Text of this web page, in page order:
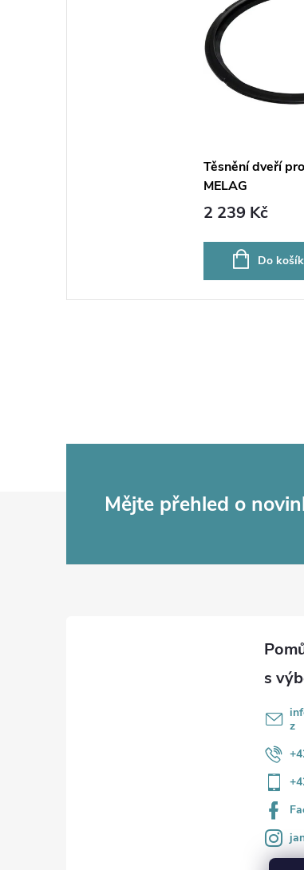
Těsnění dveří
MELAG
2 239 Kč
Do
Mějte přehled o
z